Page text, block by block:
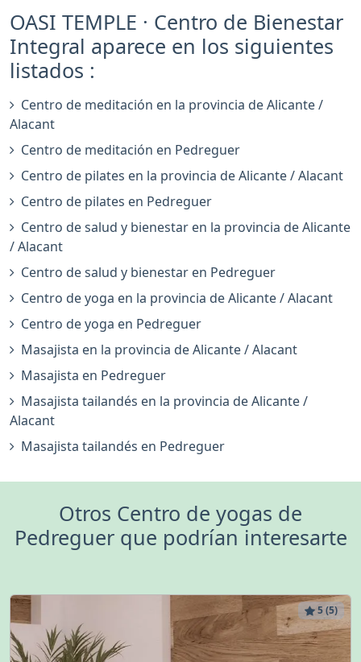
OASI TEMPLE · Centro de Bienestar
Integral aparece en los siguientes
listados :
Centro de meditación en la provincia de Alicante /
Alacant
Centro de meditación en Pedreguer
Centro de pilates en la provincia de Alicante / Alacant
Centro de pilates en Pedreguer
Centro de salud y bienestar en la provincia de Alicante
/ Alacant
Centro de salud y bienestar en Pedreguer
Centro de yoga en la provincia de Alicante / Alacant
Centro de yoga en Pedreguer
Masajista en la provincia de Alicante / Alacant
Masajista en Pedreguer
Masajista tailandés en la provincia de Alicante /
Alacant
Masajista tailandés en Pedreguer
Otros Centro de yogas de
Pedreguer que podrían interesarte
5 (5)